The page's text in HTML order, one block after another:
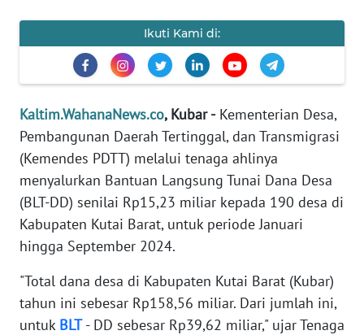
Ikuti Kami di:
Kaltim.WahanaNews.co, Kubar -Kementerian Desa,
Pembangunan Daerah Tertinggal, dan Transmigrasi
(Kemendes PDTT) melalui tenaga ahlinya
menyalurkan Bantuan Langsung Tunai Dana Desa
(BLT-DD) senilai Rp15,23 miliar kepada 190 desa di
Kabupaten Kutai Barat, untuk periode Januari
hingga September 2024.
"Total dana desa di Kabupaten Kutai Barat (Kubar)
tahun ini sebesar Rp158,56 miliar. Dari jumlah ini,
untuk BLT- DD sebesar Rp39,62 miliar," ujar Tenaga
PEDOMAN
KARIR
DISCLAIMER
Wahana
News
Regional
WN
SUMUT